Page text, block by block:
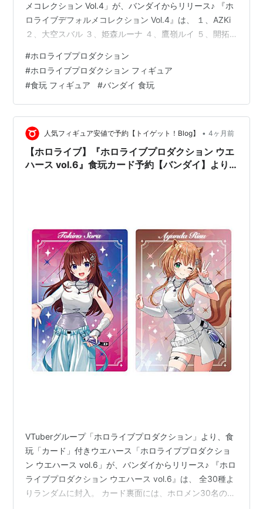
メコレクション Vol.4」が、バンダイからリリース♪ 『ホ
ロライブデフォルメコレクション Vol.4』は、 １、AZKi
２、大空スバル ３、姫森ルーナ ４、鷹嶺ルイ ５、開拓
くね/つみれ の全8種よりメーカー規定の比率に従い封
入。 「フィギュア」の基本サイズは、 全高：約5.5cm x
全幅：約4.2cm。 【食玩】ホロライブ『ホロライブデフ
ォルメコレクション Vol.4』8個入りBOXは、バンダイよ
り2026年10月発売の予定で…
#ホロライブプロダクション
#ホロライブプロダクション フィギュア
#食玩 フィギュア #バンダイ 食玩
人気フィギュア安値で予約【トイゲット！Blog】 • 4ヶ月前
【ホロライブ】『ホロライブプロダクション ウエ
ハース vol.6』食玩カード予約【バンダイ】より
VTuberグループ「ホロライブプロダクション」より、食
玩「カード」付きウエハース「ホロライブプロダクショ
ン ウエハース vol.6」が、バンダイからリリース♪ 『ホロ
ライブプロダクション ウエハース vol.6』は、 全30種よ
りランダムに封入。 カード裏面には、ホロメン30名の